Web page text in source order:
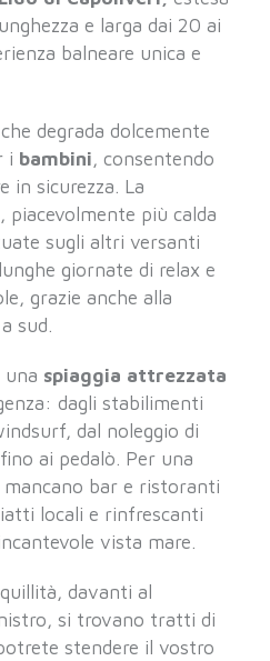
e larga dai 20 ai
balneare unica e
che degrada dolcemente
i bambini, consentendo
in sicurezza. La
piacevolmente più calda
sugli altri versanti
giornate di relax e
grazie anche alla
sud.
una spiaggia attrezzata
dagli stabilimenti
dal noleggio di
ai pedalò. Per una
bar e ristoranti
locali e rinfrescanti
vista mare.
davanti al
si trovano tratti di
stendere il vostro